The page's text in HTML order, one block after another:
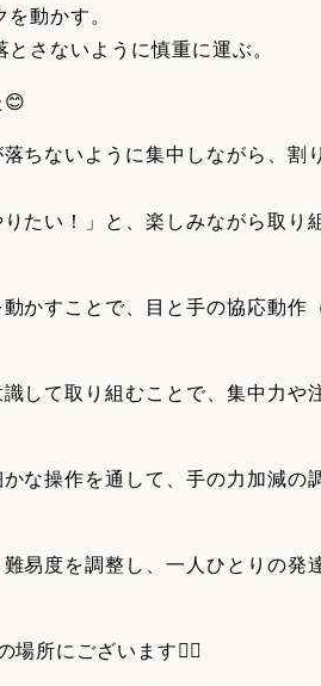
動かす。
さないように慎重に運ぶ。
ちないように集中しながら、割
りたい！」と、楽しみながら取り
かすことで、目と手の協応動作
して取り組むことで、集中力や
な操作を通して、手の力加減の
易度を調整し、一人ひとりの発
場所にございます🚶‍♀️